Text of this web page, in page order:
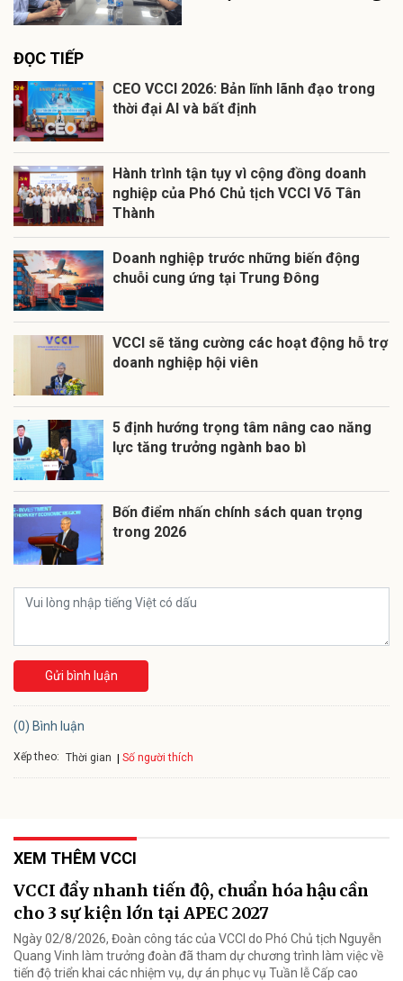
ĐỌC TIẾP
CEO VCCI 2026: Bản lĩnh lãnh đạo trong
thời đại AI và bất định
Hành trình tận tụy vì cộng đồng doanh
nghiệp của Phó Chủ tịch VCCI Võ Tân
Thành
Doanh nghiệp trước những biến động
chuỗi cung ứng tại Trung Đông
VCCI sẽ tăng cường các hoạt động hỗ trợ
doanh nghiệp hội viên
5 định hướng trọng tâm nâng cao năng
lực tăng trưởng ngành bao bì
Bốn điểm nhấn chính sách quan trọng
trong 2026
Gửi bình luận
(0) Bình luận
Xếp theo: Thời gian Số người thích
XEM THÊM VCCI
VCCI đẩy nhanh tiến độ, chuẩn hóa hậu cần
cho 3 sự kiện lớn tại APEC 2027
Ngày 02/8/2026, Đoàn công tác của VCCI do Phó Chủ tịch Nguyễn
Quang Vinh làm trưởng đoàn đã tham dự chương trình làm việc về
tiến độ triển khai các nhiệm vụ, dự án phục vụ Tuần lễ Cấp cao